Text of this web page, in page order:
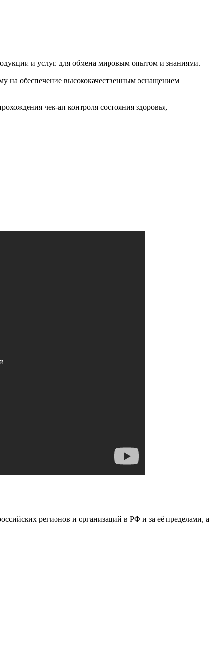
и услуг, для обмена мировым опытом и знаниями.
на обеспечение высококачественным оснащением
чек-ап контроля состояния здоровья,
регионов и организаций в РФ и за её пределами, а